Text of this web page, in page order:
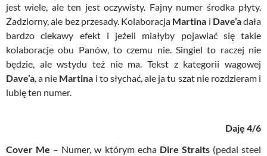
jest wiele, ale ten jest oczywisty. Fajny numer środka płyty.
Zadziorny, ale bez przesady. Kolaboracja Martina i Dave’adała
bardzo ciekawy efekt i jeżeli miałyby pojawiać się takie
kolaboracje obu Panów, to czemu nie. Singiel to raczej nie
będzie, ale wstydu też nie ma. Tekst z kategorii wagowej
Dave’a , a nie Martina i to słychać, ale ja tu szat nie rozdzieram i
lubię ten numer.
Daję 4/6
Cover Me – Numer, w którym echa Dire Straits(pedal steel